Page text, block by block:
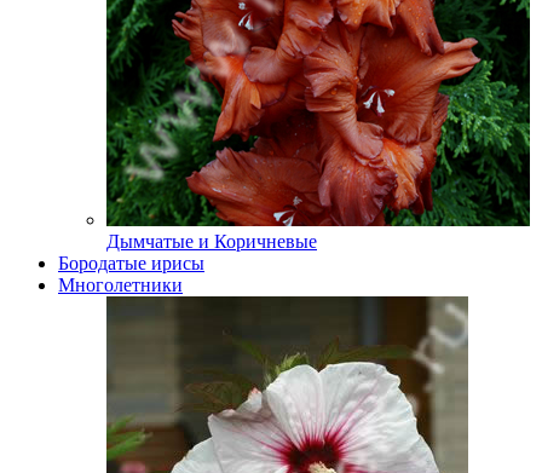
Дымчатые и Коричневые
Бородатые ирисы
Многолетники